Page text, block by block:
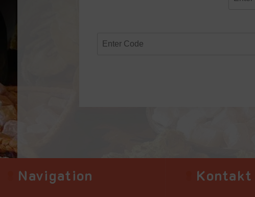
Navigation Kontakt